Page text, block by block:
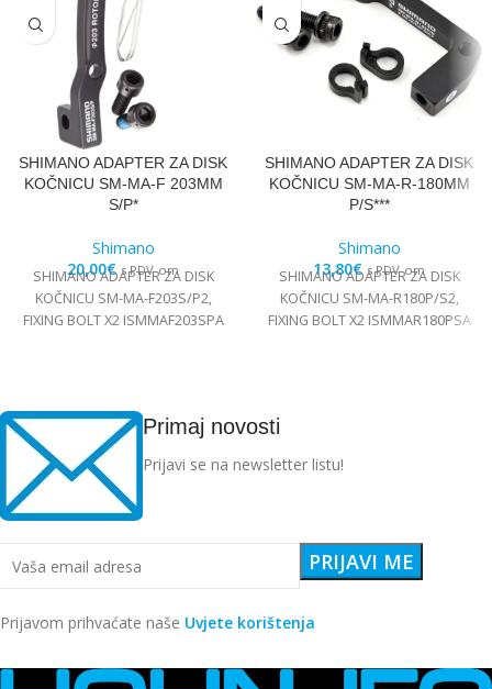
SHIMANO ADAPTER ZA DISK
KOČNICU SM-MA-F 203MM
S/P*
Shimano
20,00€ s PDV-om
SHIMANO ADAPTER ZA DISK
KOČNICU SM-MA-F203S/P2,
FIXING BOLT X2 ISMMAF203SPA
SHIMANO ADAPTER ZA DISK
KOČNICU SM-MA-R-180MM
P/S***
Shimano
13,80€ s PDV-om
SHIMANO ADAPTER ZA DISK
KOČNICU SM-MA-R180P/S2,
FIXING BOLT X2 ISMMAR180PSA
Primaj novosti
Prijavi se na newsletter listu!
Prijavom prihvaćate naše Uvjete korištenja